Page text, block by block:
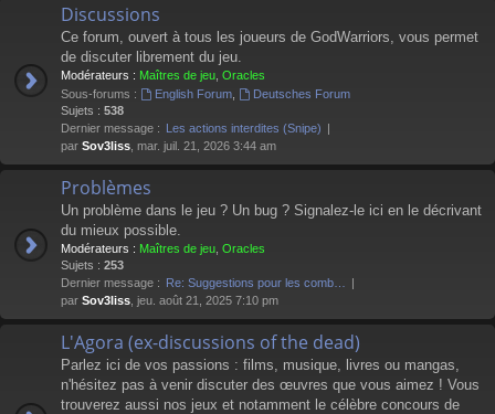
Discussions
Ce forum, ouvert à tous les joueurs de GodWarriors, vous permet
de discuter librement du jeu.
Modérateurs : Maîtres de jeu Oracles
Sous-forums :
English Forum,
Deutsches Forum
Sujets : 538
Dernier message : Les actions interdites (Snipe)
par Sov3liss , mar. juil. 21, 2026 3:44 am
Problèmes
Un problème dans le jeu ? Un bug ? Signalez-le ici en le décrivant
du mieux possible.
Modérateurs : Maîtres de jeu Oracles
Sujets : 253
Dernier message : Re: Suggestions pour les comb…
par Sov3liss , jeu. août 21, 2025 7:10 pm
L'Agora (ex-discussions of the dead)
Parlez ici de vos passions : films, musique, livres ou mangas,
n'hésitez pas à venir discuter des œuvres que vous aimez ! Vous
trouverez aussi nos jeux et notamment le célèbre concours de